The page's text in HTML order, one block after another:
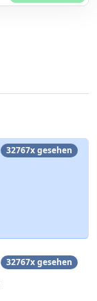
32767x gesehen
32767x gesehen